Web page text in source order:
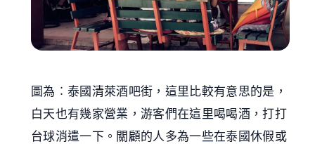
圖為︰泰國清萊酒吧街，這里比較有意思的是，
白天也有幾家營業，游客們在這里喝喝酒，打打
台球消遣一下。關顧的人多為一些在泰國休假或